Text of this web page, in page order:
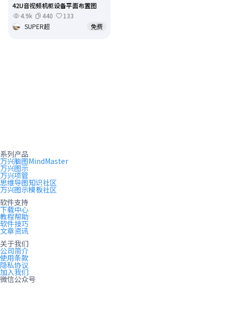
42U音视频机柜设备平面布置图
4.9k
440
133
SUPER超
免费
系列产品
万兴脑图MindMaster
万兴图示
万兴项管
思维导图知识社区
万兴图示模板社区
软件支持
下载中心
教程帮助
软件技巧
文章资讯
关于我们
公司简介
使用条款
隐私协议
加入我们
微信公众号